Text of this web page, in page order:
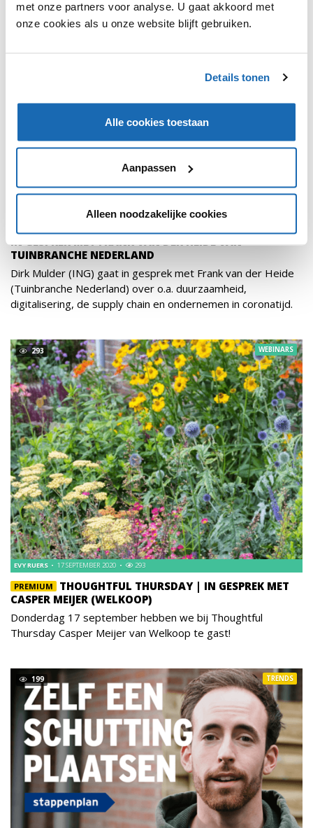
met onze partners voor analyse. U gaat akkoord met
onze cookies als u onze website blijft gebruiken.
Details tonen
Alle cookies toestaan
Aanpassen
Alleen noodzakelijke cookies
281
IN GESPREK MET FRANK VAN DER HEIDE VAN
TUINBRANCHE NEDERLAND
9 MAART 2021 281
PODCASTS
Dirk Mulder (ING) gaat in gesprek met Frank van der Heide
(Tuinbranche Nederland) over o.a. duurzaamheid,
digitalisering, de supply chain en ondernemen in coronatijd.
293
PREMIUM
THOUGHTFUL THURSDAY | IN GESPREK MET
CASPER MEIJER (WELKOOP)
EVY RUERS 17 SEPTEMBER 2020 293
WEBINARS
Donderdag 17 september hebben we bij Thoughtful
Thursday Casper Meijer van Welkoop te gast!
199 TRENDS